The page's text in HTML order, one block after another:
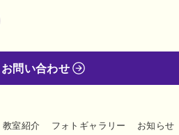
お問い合わせ
教室紹介 フォトギャラリー お知らせ